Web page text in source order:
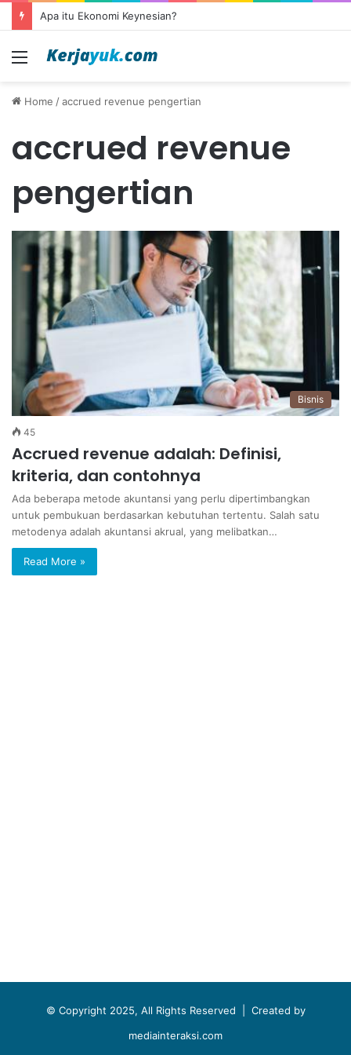
Apa itu Ekonomi Keynesian?
Menu
Home /accrued revenue pengertian
accrued revenue
pengertian
Bisnis
45
Accrued revenue adalah: Definisi,
kriteria, dan contohnya
Ada beberapa metode akuntansi yang perlu dipertimbangkan
untuk pembukuan berdasarkan kebutuhan tertentu. Salah satu
metodenya adalah akuntansi akrual, yang melibatkan…
Read More »
© Copyright 2025, All Rights Reserved | Created by
mediainteraksi.com